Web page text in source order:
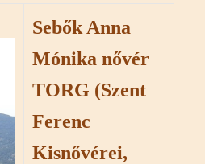
Sebők Anna
Mónika nővér
TORG (Szent
Ferenc
Kisnővérei,